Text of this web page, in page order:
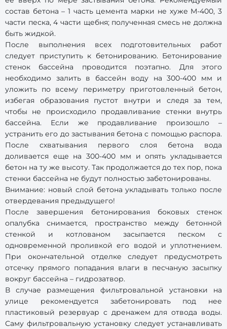
состав бетона – 1 часть цемента марки не хуже М-400, 3
части песка, 4 части щебня; полученная смесь не должна
быть жидкой.
После выполнения всех подготовительных работ
следует приступить к бетонированию. Бетонирование
стенок бассейна проводится поэтапно. Для этого
необходимо залить в бассейн воду на 300-400 мм и
уложить по всему периметру приготовленный бетон,
избегая образования пустот внутри и следя за тем,
чтобы не происходило продавливание стенки внутрь
бассейна. Если же продавливание произошло –
устранить его до застывания бетона с помощью распора.
После схватывания первого слоя бетона вода
доливается еще на 300-400 мм и опять укладывается
бетон на ту же высоту. Так продолжается до тех пор, пока
стенки бассейна не будут полностью забетонированы.
Внимание: новый слой бетона укладывать только после
отвердевания предыдущего!
После завершения бетонирования боковых стенок
опалубка снимается, пространство между бетонной
стенкой и котлованом засыпается песком с
одновременной проливкой его водой и уплотнением.
При окончательной отделке следует предусмотреть
отсечку прямого попадания влаги в песчаную засыпку
вокруг бассейна – гидрозатвор.
В случае размещения фильтровальной установки на
улице рекомендуется забетонировать под нее
пластиковый резервуар с дренажем для отвода воды.
Саму фильтровальную установку следует устанавливать